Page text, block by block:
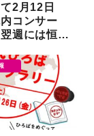
2月12日
内コンサー
週には恒例